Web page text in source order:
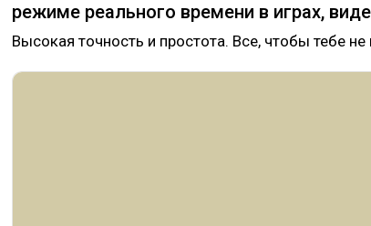
режиме реального времени в играх,
Высокая точность и простота. Все, чтобы тебе